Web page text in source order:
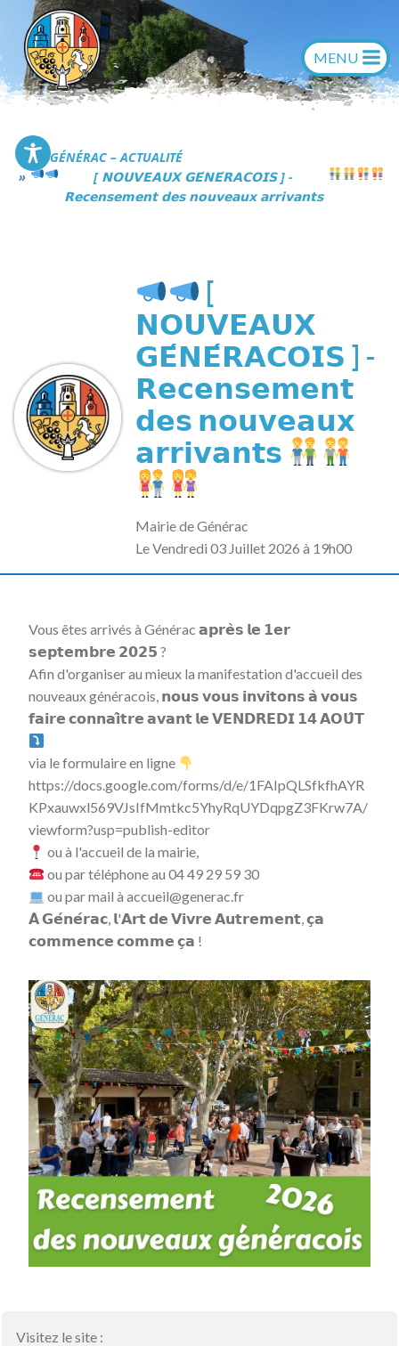
contenu
Commune de Générac
GÉNÉRAC – ACTUALITÉ
[ 𝗡𝗢𝗨𝗩𝗘𝗔𝗨𝗫 𝗚𝗘́𝗡𝗘́𝗥𝗔𝗖𝗢𝗜𝗦 ] -
𝗥𝗲𝗰𝗲𝗻𝘀𝗲𝗺𝗲𝗻𝘁 𝗱𝗲𝘀 𝗻𝗼𝘂𝘃𝗲𝗮𝘂𝘅 𝗮𝗿𝗿𝗶𝘃𝗮𝗻𝘁𝘀
[
𝗡𝗢𝗨𝗩𝗘𝗔𝗨𝗫
𝗚𝗘́𝗡𝗘́𝗥𝗔𝗖𝗢𝗜𝗦 ] -
𝗥𝗲𝗰𝗲𝗻𝘀𝗲𝗺𝗲𝗻𝘁
𝗱𝗲𝘀 𝗻𝗼𝘂𝘃𝗲𝗮𝘂𝘅
𝗮𝗿𝗿𝗶𝘃𝗮𝗻𝘁𝘀
Mairie de Générac
Le Vendredi 03 Juillet 2026 à 19h00
Vous êtes arrivés à Générac 𝗮𝗽𝗿𝗲̀𝘀 𝗹𝗲 𝟭𝗲𝗿
𝘀𝗲𝗽𝘁𝗲𝗺𝗯𝗿𝗲 𝟮𝟬𝟮𝟱 ?
Afin d'organiser au mieux la manifestation d'accueil des
nouveaux généracois, 𝗻𝗼𝘂𝘀 𝘃𝗼𝘂𝘀 𝗶𝗻𝘃𝗶𝘁𝗼𝗻𝘀 𝗮̀ 𝘃𝗼𝘂𝘀
𝗳𝗮𝗶𝗿𝗲 𝗰𝗼𝗻𝗻𝗮𝗶̂𝘁𝗿𝗲 𝗮𝘃𝗮𝗻𝘁 𝗹𝗲 𝗩𝗘𝗡𝗗𝗥𝗘𝗗𝗜 𝟭𝟰 𝗔𝗢𝗨̂𝗧
via le formulaire en ligne
https://docs.google.com/forms/d/e/1FAIpQLSfkfhAYR
KPxauwxl569VJsIfMmtkc5YhyRqUYDqpgZ3FKrw7A/
viewform?usp=publish-editor
ou à l'accueil de la mairie,
ou par téléphone au 04 49 29 59 30
ou par mail à accueil@generac.fr
𝗔̀ 𝗚𝗲́𝗻𝗲́𝗿𝗮𝗰, 𝗹'𝗔𝗿𝘁 𝗱𝗲 𝗩𝗶𝘃𝗿𝗲 𝗔𝘂𝘁𝗿𝗲𝗺𝗲𝗻𝘁, 𝗰̧𝗮
𝗰𝗼𝗺𝗺𝗲𝗻𝗰𝗲 𝗰𝗼𝗺𝗺𝗲 𝗰̧𝗮 !
Visitez le site :